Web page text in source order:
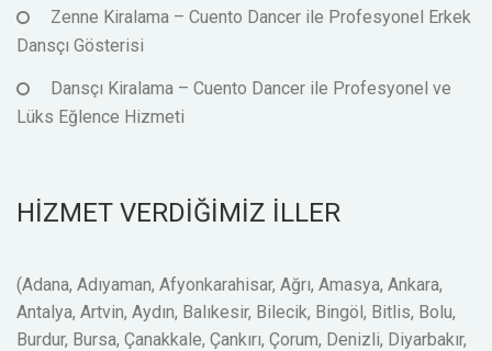
Zenne Kiralama – Cuento Dancer ile Profesyonel Erkek
Dansçı Gösterisi
Dansçı Kiralama – Cuento Dancer ile Profesyonel ve
Lüks Eğlence Hizmeti
HİZMET VERDİĞİMİZ İLLER
(Adana, Adıyaman, Afyonkarahisar, Ağrı, Amasya, Ankara,
Antalya, Artvin, Aydın, Balıkesir, Bilecik, Bingöl, Bitlis, Bolu,
Burdur, Bursa, Çanakkale, Çankırı, Çorum, Denizli, Diyarbakır,